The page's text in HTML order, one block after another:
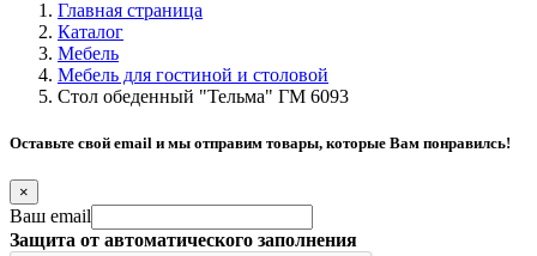
Главная страница
Каталог
Мебель
Мебель для гостиной и столовой
Стол обеденный "Тельма" ГМ 6093
Оставьте свой email и мы отправим товары, которые Вам понравилсь!
×
Ваш email
Защита от автоматического заполнения